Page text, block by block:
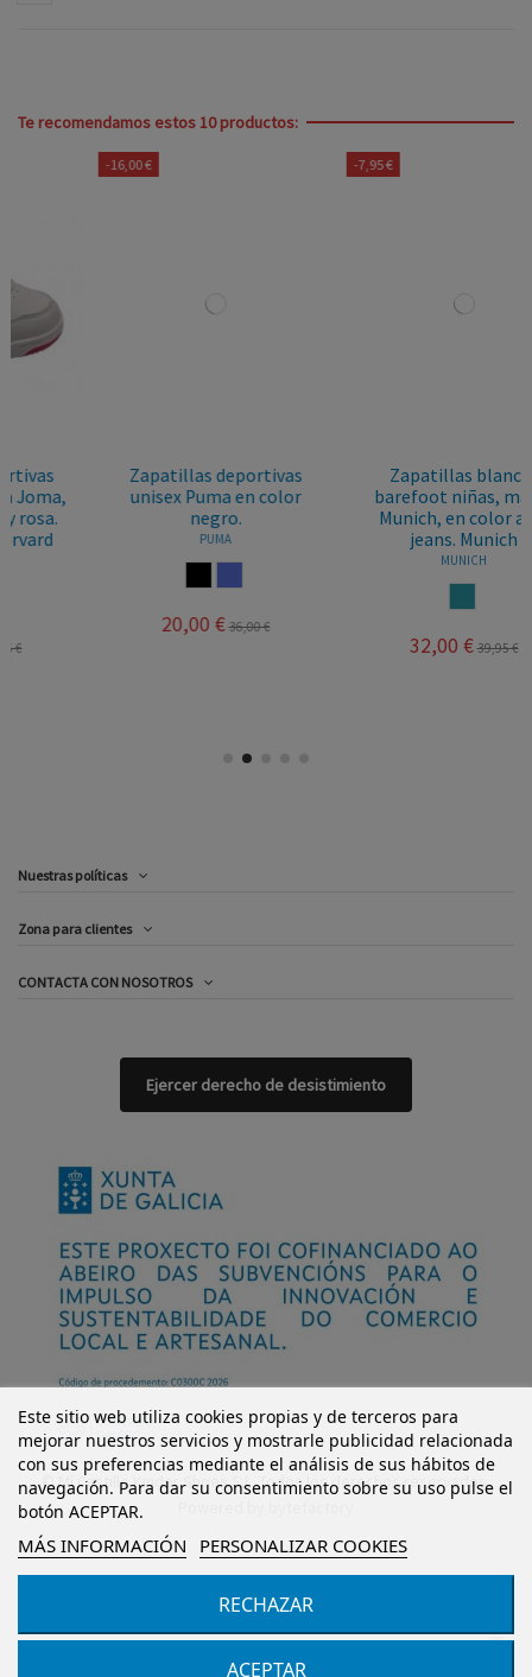
Añadir al carrito
Te recomendamos estos 10 productos:
Zapatillas deportivas
unisex Puma en color
36,00 €
Zapatillas blancas
barefoot niñas, marca
Munich, en color azul
jeans. Munich
39,95 €
Nuestras políticas
Zona para clientes
CONTACTA CON NOSOTROS
Este sitio web utiliza cookies propias y de terceros para
mejorar nuestros servicios y mostrarle publicidad relacionada
con sus preferencias mediante el análisis de sus hábitos de
navegación. Para dar su consentimiento sobre su uso pulse el
botón ACEPTAR.
MÁS INFORMACIÓN PERSONALIZAR COOKIES
RECHAZAR
ACEPTAR
Ejercer derecho de desistimiento
© Mi Castillo Kinder Shoes S.L. Todos los derechos reservados.